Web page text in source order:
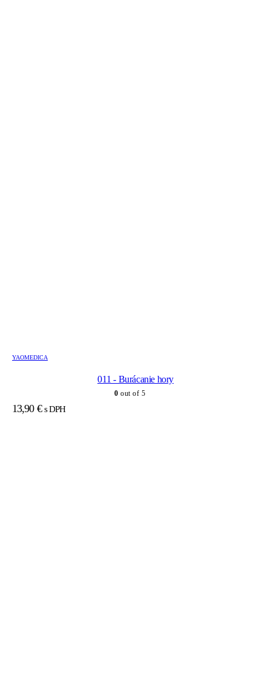
YAOMEDICA
011 - Burácanie hory
0 out of 5
13,90 € s DPH